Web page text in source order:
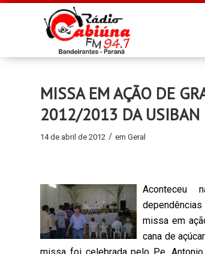
MISSA EM AÇÃO DE
2012/2013 DA USIBAN
14 de abril de 2012 / em Geral
Aconteceu
missa em
cana de